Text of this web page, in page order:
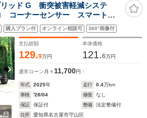
ッド G 衝突被害軽減システ
ーナーセンサー スマートキ
車線逸脱警報 オートライト
CD DVD再生 電動格納
購入プラン付 オンライン相談可 360°画像付
支払総額
129.9万円
本体価格
121.6万円
通常ローン 月々 11,700円
年式 2025年 走行 0.4万km
車検
'28/04 修復
なし
保証
保証付 整備
法定整備付
住所
愛知県名古屋市守山区